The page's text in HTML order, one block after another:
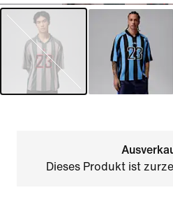
Dieses Produkt ist